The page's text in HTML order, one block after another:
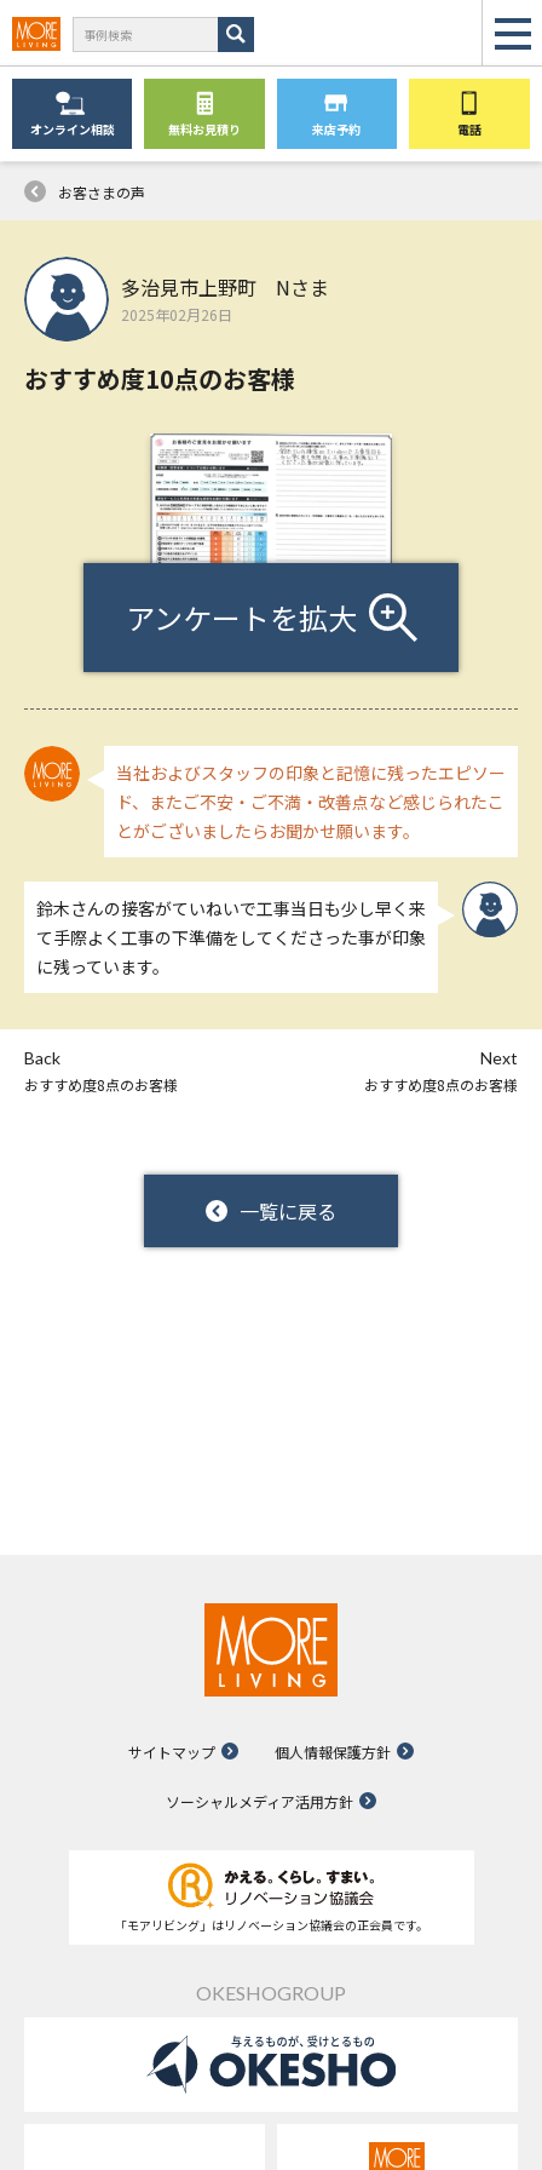
オンライン相談 無料お見積り 来店予約 電話
お客さまの声
多治見市上野町 Nさま
2025年02月26日
おすすめ度10点のお客様
アンケートを拡大
当社およびスタッフの印象と記憶に残ったエピソー
ド、またご不安・ご不満・改善点など感じられたこ
とがございましたらお聞かせ願います。
鈴木さんの接客がていねいで工事当日も少し早く来
て手際よく工事の下準備をしてくださった事が印象
に残っています。
Back
おすすめ度8点のお客様
一覧に戻る
Next
おすすめ度8点のお客様
サイトマップ 個人情報保護方針
ソーシャルメディア活用方針
「モアリビング」はリノベーション協議会の正会員です。
OKESHOGROUP